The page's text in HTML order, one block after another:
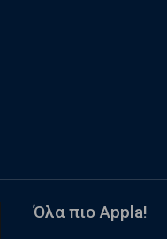
Όλα πιο Appla!